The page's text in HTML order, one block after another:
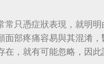
常只憑症狀表現，就明明
面部疼痛容易與其混淆，
在，就有可能忽略，因此